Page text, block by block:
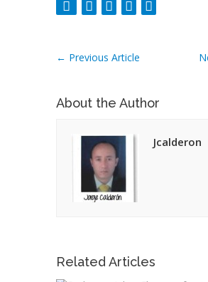
← Previous Article
About the Author
Jcalderon
Related Articles